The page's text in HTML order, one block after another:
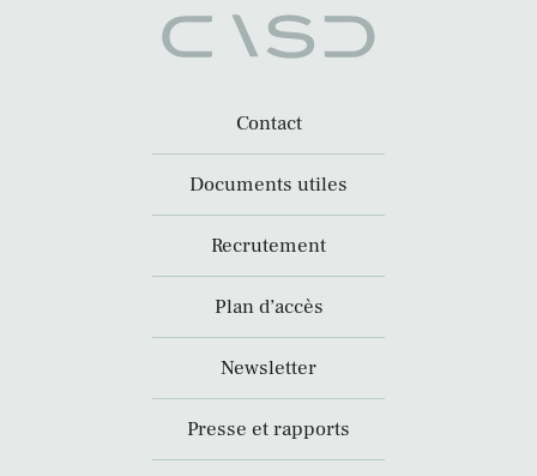
Contact
Documents utiles
Recrutement
Plan d’accès
Newsletter
Presse et rapports